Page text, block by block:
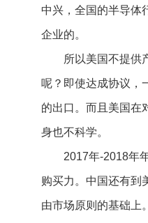
中兴，全国的半导体
企业的。
所以美国不提供产
呢？即使达成协议，
的出口。而且美国在
身也不科学。
2017年-2018年年
购买力。中国还有到
由市场原则的基础上